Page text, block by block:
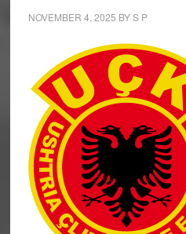
NOVEMBER 4, 2025 BYS P